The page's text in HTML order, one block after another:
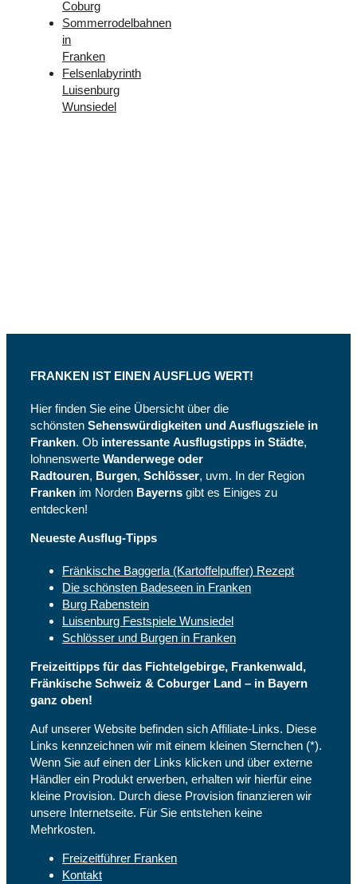
Coburg
Sommerrodelbahnen
in
Franken
Felsenlabyrinth
Luisenburg
Wunsiedel
FRANKEN IST EINEN AUSFLUG WERT!
Hier finden Sie eine Übersicht über die
schönsten Sehenswürdigkeiten und Ausflugsziele in
Franken. Ob interessante Ausflugstipps in Städte,
lohnenswerte Wanderwege oder
Radtouren, Burgen, Schlösser, uvm. In der Region
Franken im Norden Bayerns gibt es Einiges zu
entdecken!
Neueste Ausflug-Tipps
Fränkische Baggerla (Kartoffelpuffer) Rezept
Die schönsten Badeseen in Franken
Burg Rabenstein
Luisenburg Festspiele Wunsiedel
Schlösser und Burgen in Franken
Freizeittipps für das Fichtelgebirge, Frankenwald,
Fränkische Schweiz & Coburger Land – in Bayern
ganz oben!
Auf unserer Website befinden sich Affiliate-Links. Diese
Links kennzeichnen wir mit einem kleinen Sternchen (*).
Wenn Sie auf einen der Links klicken und über externe
Händler ein Produkt erwerben, erhalten wir hierfür eine
kleine Provision. Durch diese Provision finanzieren wir
unsere Internetseite. Für Sie entstehen keine
Mehrkosten.
Freizeitführer Franken
Kontakt